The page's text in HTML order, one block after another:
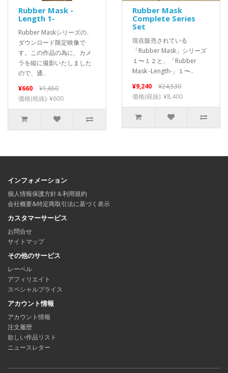
Rubber Mask -
Length 1-
Rubber Maskシリーズの、
ダウンロード限定映像で
す。この作品の為に、カメ
ラを縦に撮影いたしました
ので、通..
¥660
¥1,650
価格(税抜): ¥600
Rubber Mask
Complete Series
Set
現在販売されている
「Rubber Mask」シリーズ
１〜１２と、「Rubber
Mask -Length-」１〜..
¥9,240
¥24,530
価格(税抜): ¥8,400
インフォメーション
個人情報保護方針＆利用規約
会社概要&特定商取引法に基づく表示
カスタマーサービス
お問合せ
サイトマップ
その他のサービス
レーベル
アフィリエイト
スペシャルプライス
アカウント情報
アカウント情報
注文履歴
欲しい作品リスト
ニュースレター